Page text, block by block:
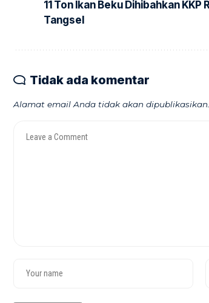
11 Ton Ikan Beku Dihibahkan KKP
Tangsel
Tidak ada komentar
Alamat email Anda tidak akan dipublikasikan.